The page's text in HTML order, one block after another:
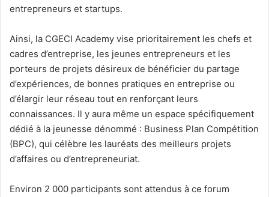
entrepreneurs et startups.
Ainsi, la CGECI Academy vise prioritairement les chefs et
cadres d’entreprise, les jeunes entrepreneurs et les
porteurs de projets désireux de bénéficier du partage
d’expériences, de bonnes pratiques en entreprise ou
d’élargir leur réseau tout en renforçant leurs
connaissances. Il y aura même un espace spécifiquement
dédié à la jeunesse dénommé : Business Plan Compétition
(BPC), qui célèbre les lauréats des meilleurs projets
d’affaires ou d’entrepreneuriat.
Environ 2 000 participants sont attendus à ce forum